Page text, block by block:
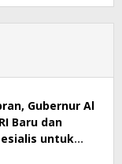
Gubernur Al
Baru dan
untuk